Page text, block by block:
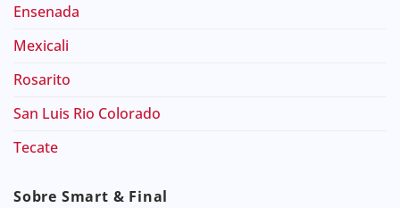
Ensenada
Mexicali
Rosarito
San Luis Rio Colorado
Tecate
Sobre Smart & Final